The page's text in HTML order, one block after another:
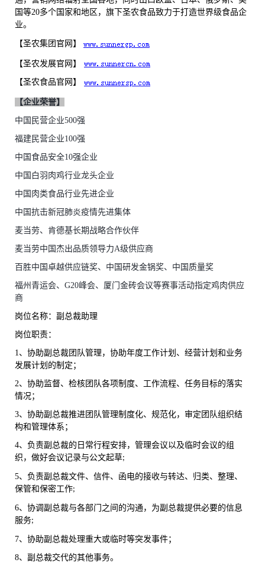
国等20多个国家和地区，旗下圣农食品致力于打造世界级食品企
业。
【圣农集团官网】
【圣农发展官网】
【圣农食品官网】
【企业荣誉】
中国民营企业500强
福建民营企业100强
中国食品安全10强企业
中国白羽肉鸡行业龙头企业
中国肉类食品行业先进企业
中国抗击新冠肺炎疫情先进集体
麦当劳、肯德基长期战略合作伙伴
麦当劳中国杰出品质领导力A级供应商
百胜中国卓越供应链奖、中国研发金锅奖、中国质量奖
福州青运会、 G20峰会、厦门金砖会议等赛事活动指定鸡肉供应
商
岗位名称：副总裁助理
岗位职责：
1、 协助副总裁团队管理，协助年度工作计划、经营计划和业务
发展计划的制定；
2、 协助监督、检核团队各项制度、工作流程、任务目标的落实
情况；
3、 协助副总裁推进团队管理制度化、规范化，审定团队组织结
构和管理体系；
4、 负责副总裁的日常行程安排， 管理会议以及临时会议的组
织 ， 做好会议记录与公文起草;
5、 负责副总裁文件、信件、函电的接收与转达、归类、整理、
保管和保密工作;
6、 协调副总裁与各部门之间的沟通 ， 为副总裁提供必要的信息
服务;
7、 协助副总裁处理重大或临时等突发事件；
8、 副总裁交代的其他事务。